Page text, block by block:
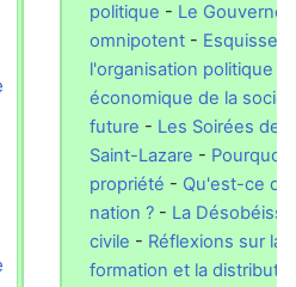
politique - Le
omnipotent - Esquisse
l'organisation politique et
économique de la
future - Les Soirées de
Saint-Lazare - Pourquoi
propriété - Qu'est-ce
nation ? - La
civile - Réflexions sur la
formation et la